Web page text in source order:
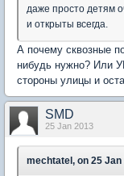
даже просто детям
и открыты всегда.
А почему сквозные
нибудь нужно? Или
стороны улицы и
SMD
25 Jan 2013
mechtatel, on 25 Jan